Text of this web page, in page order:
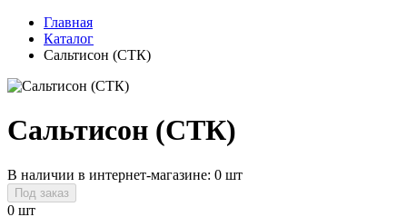
Главная
Каталог
Сальтисон (СТК)
Сальтисон (СТК)
В наличии в интернет-магазине: 0 шт
Под заказ
0 шт